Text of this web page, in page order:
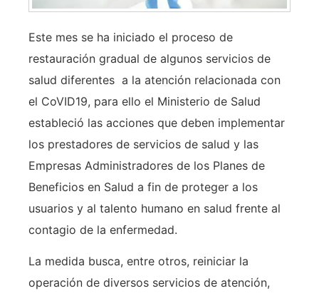
Este mes se ha iniciado el proceso de
restauración gradual de algunos servicios de
salud diferentes a la atención relacionada con
el CoVID19, para ello el Ministerio de Salud
estableció las acciones que deben implementar
los prestadores de servicios de salud y las
Empresas Administradores de los Planes de
Beneficios en Salud a fin de proteger a los
usuarios y al talento humano en salud frente al
contagio de la enfermedad.
La medida busca, entre otros, reiniciar la
operación de diversos servicios de atención,